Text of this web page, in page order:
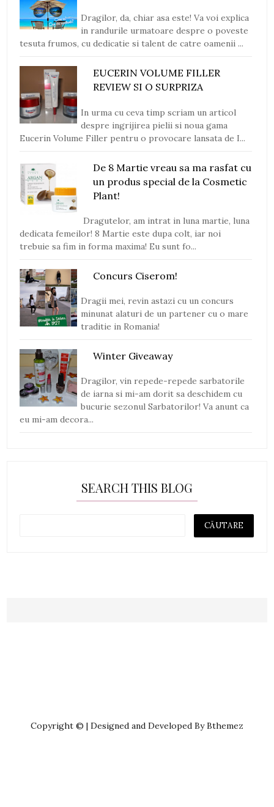
Dragilor, da, chiar asa este! Va voi explica
in randurile urmatoare despre o poveste
tesuta frumos, cu dedicatie si talent de catre oamenii ...
EUCERIN VOLUME FILLER
REVIEW SI O SURPRIZA
In urma cu ceva timp scriam un articol
despre ingrijirea pielii si noua gama
Eucerin Volume Filler pentru o provocare lansata de I...
De 8 Martie vreau sa ma rasfat cu
un produs special de la Cosmetic
Plant!
Dragutelor, am intrat in luna martie, luna
dedicata femeilor! 8 Martie este dupa colt, iar noi
trebuie sa fim in forma maxima! Eu sunt fo...
Concurs Ciserom!
Dragii mei, revin astazi cu un concurs
minunat alaturi de un partener cu o mare
traditie in Romania!
Winter Giveaway
Dragilor, vin repede-repede sarbatorile
de iarna si mi-am dorit sa deschidem cu
bucurie sezonul Sarbatorilor! Va anunt ca
eu mi-am decora...
SEARCH THIS BLOG
Copyright © | Designed and Developed By Bthemez